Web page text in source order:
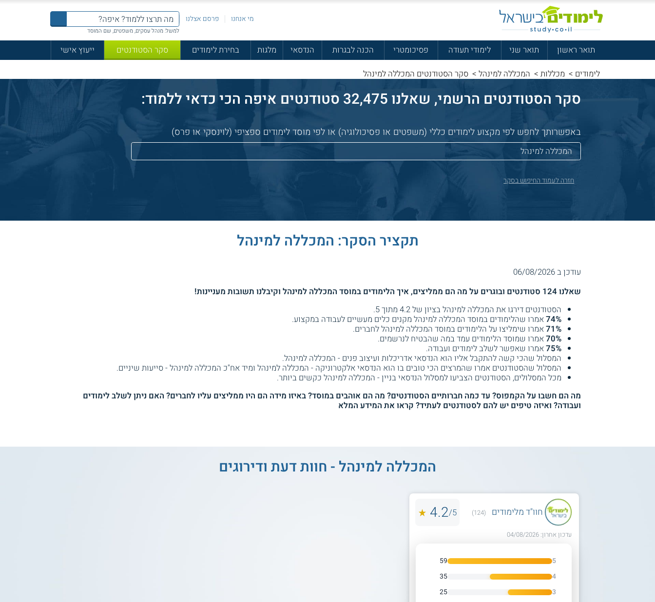
מי אנחנו פרסם אצלנו
למשל: מנהל עסקים, משפטים, שם המוסד
תואר ראשון תואר שני לימודי תעודה פסיכומטרי הכנה לבגרות הנדסאי מלגות בחירת לימודים סקר הסטודנטים
ייעוץ אישי
לימודים > מכללות > המכללה למינהל > סקר הסטודנטים המכללה למינהל
סקר הסטודנטים הרשמי, שאלנו 32,475 סטודנטים איפה הכי כדאי ללמוד:
באפשרותך לחפש לפי מקצוע לימודים כללי (משפטים או פסיכולוגיה) או לפי מוסד לימודים ספציפי (לוינסקי או פרס)
חזרה לעמוד החיפוש בסקר
תקציר הסקר: המכללה למינהל
עודכן ב 06/08/2026
שאלנו 124 סטודנטים ובוגרים על מה הם ממליצים, איך הלימודים במוסד המכללה למינהל וקיבלנו תשובות מעניינות!
הסטודנטים דירגו את המכללה למינהל בציון של 4.2 מתוך 5.
74%אמרו שהלימודים במוסד המכללה למינהל מקנים כלים מעשיים לעבודה במקצוע.
71%אמרו שימליצו על הלימודים במוסד המכללה למינהל לחברים.
70%אמרו שמוסד הלימודים עמד במה שהבטיח לנרשמים.
75%אמרו שאפשר לשלב לימודים ועבודה.
המסלול שהכי קשה להתקבל אליו הוא הנדסאי אדריכלות ועיצוב פנים - המכללה למינהל.
המסלול שהסטודנטים אמרו שהמרצים הכי טובים בו הוא הנדסאי אלקטרוניקה - המכללה למינהל ומיד אח"כ המכללה למינהל - סייעות שיניים.
מכל המסלולים, הסטודנטים הצביעו למסלול הנדסאי בניין - המכללה למינהל כקשים ביותר.
מה הם חשבו על הקמפוס? עד כמה חברותיים הסטודנטים? מה הם אוהבים במוסד? באיזו מידה הם היו ממליצים עליו לחברים? האם ניתן לשלב לימודים
ועבודה? ואיזה טיפים יש להם לסטודנטים לעתיד? קראו את המידע המלא
המכללה למינהל - חוות דעת ודירוגים
חוו"ד מלימודים (124)
5/
4.2
עדכון אחרון: 04/08/2026
5
59
4
35
3
25